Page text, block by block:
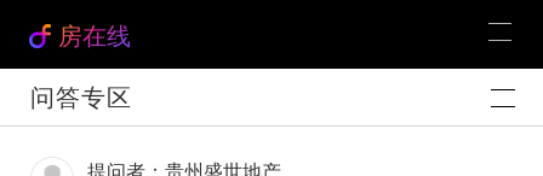
房在线
问答专区
提问者：贵州盛世地产